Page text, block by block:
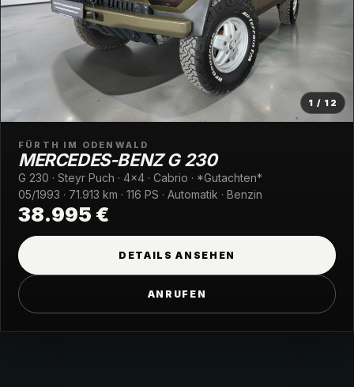
1 / 12
FÜRTH IM ODENWALD
MERCEDES-BENZ G 230
G 230 · Steyr Puch · 4x4 · Cabrio · *Gutachten*
05/1993 · 71.913 km · 116 PS · Automatik · Benzin
38.995 €
DETAILS ANSEHEN
ANRUFEN